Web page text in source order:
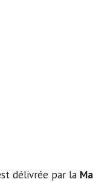
délivrée par la